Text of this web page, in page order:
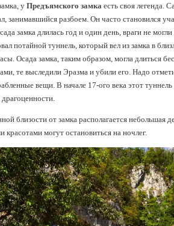
у Предъямского замка есть своя легенда.
занимавшийся разбоем. Он часто становился
замка длилась год и один день, враги не
потайной туннель, который вел из замка в
Осада замка, таким образом, могла длиться
те выследили Эразма и убили его. Надо
вещи. В начале 17-ого века этот туннель
близости от замка располагается небольшая
могут остановиться на ночлег.